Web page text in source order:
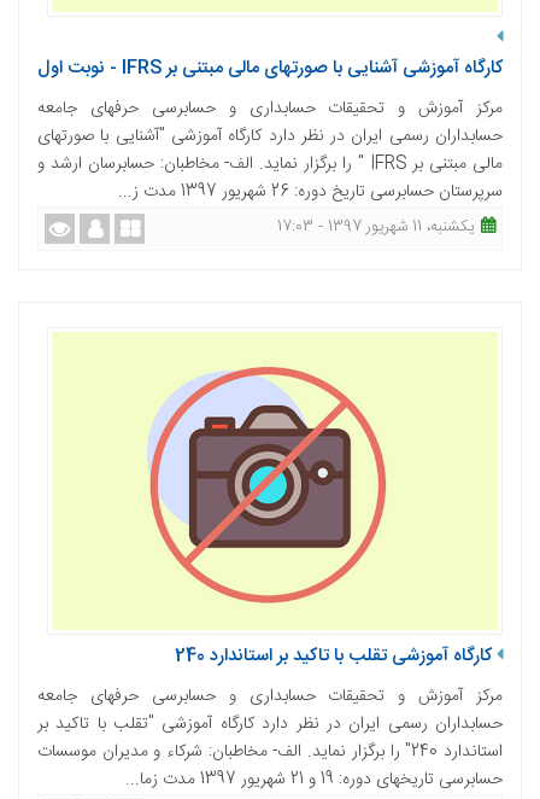
کارگاه آموزشی آشنایی با صورتهای مالی مبتنی بر IFRS - نوبت اول
مرکز آموزش و تحقیقات حسابداری و حسابرسی حرفه­ای جامعه
حسابداران رسمی ایران در نظر دارد کارگاه آموزشی "آشنایی با صورتهای
مالی مبتنی بر IFRS " را برگزار نماید. الف- مخاطبان: حسابرسان ارشد و
سرپرستان حسابرسی تاریخ­­ دوره: 26 شهریور 1397 مدت ز...
یکشنبه، 11 شهریور 1397 - 17:03
کارگاه آموزشی تقلب با تاکید بر استاندارد 240
مرکز آموزش و تحقیقات حسابداری و حسابرسی حرفه­ای جامعه
حسابداران رسمی ایران در نظر دارد کارگاه آموزشی "تقلب با تاکید بر
استاندارد 240" را برگزار نماید. الف- مخاطبان: شرکاء و مدیران موسسات
حسابرسی تاریخ­های­ دوره: 19 و 21 شهریور 1397 مدت زما...